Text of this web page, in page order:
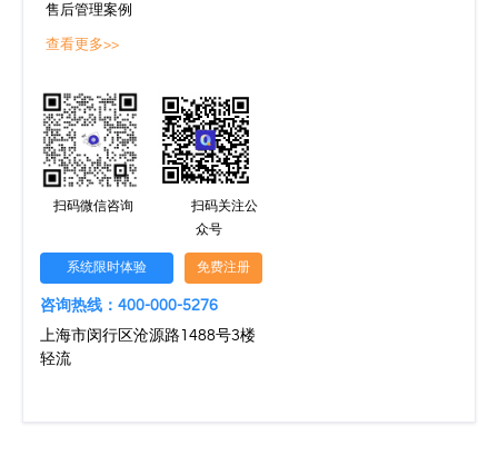
售后管理案例
查看更多>>
扫码微信咨询
扫码关注公
众号
系统限时体验 免费注册
咨询热线：400-000-5276
上海市闵行区沧源路1488号3楼
轻流